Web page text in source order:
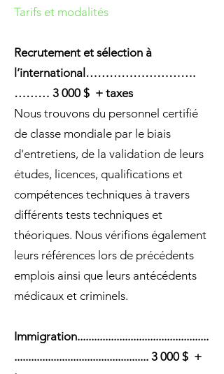
Tarifs et modalités
Recrutement et sélection à
l’international……………………….
……… 3 000 $ + taxes
Nous trouvons du personnel certifié
de classe mondiale par le biais
d'entretiens, de la validation de leurs
études, licences, qualifications et
compétences techniques à travers
différents tests techniques et
théoriques. Nous vérifions également
leurs références lors de précédents
emplois ainsi que leurs antécédents
médicaux et criminels.
Immigration...............................................
................................................ 3 000 $ +